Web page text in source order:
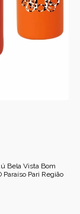
Bela Vista Bom
Paraíso Pari Região